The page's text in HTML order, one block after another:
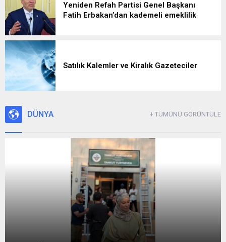
Yeniden Refah Partisi Genel Başkanı
Fatih Erbakan’dan kademeli emeklilik
Satılık Kalemler ve Kiralık Gazeteciler
DÜNYA + TÜMÜNÜ GÖRÜNTÜLE